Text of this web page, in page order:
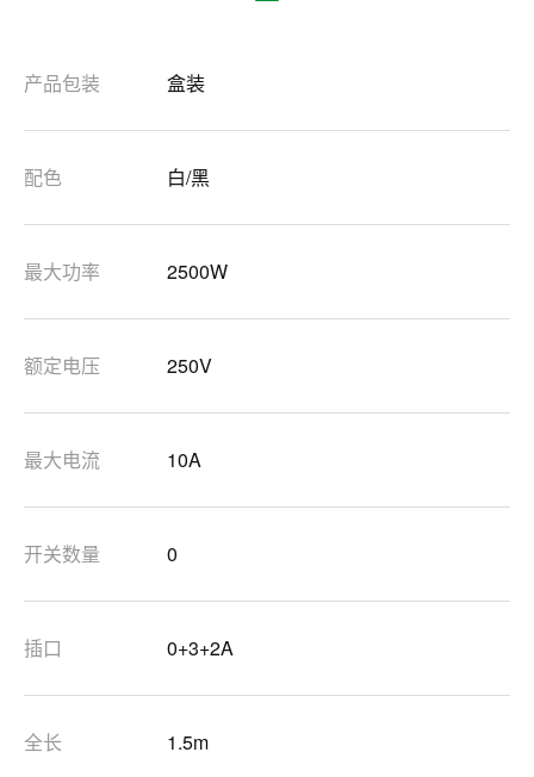
产品包装 盒装
配色 白/黑
最大功率 2500W
额定电压 250V
最大电流 10A
开关数量 0
插口 0+3+2A
全长 1.5m